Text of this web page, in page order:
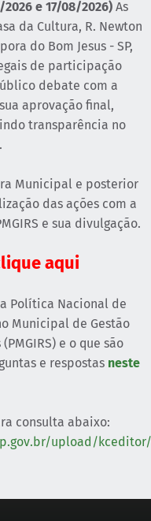
e 17/08/2026) As
da Cultura, R. Newton
do Bom Jesus - SP,
de participação
debate com a
aprovação final,
transparência no
Municipal e posterior
das ações com a
e sua divulgação.
aqui
Política Nacional de
Municipal de Gestão
e o que são
e respostas neste
consulta abaixo:
upload/kceditor/